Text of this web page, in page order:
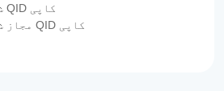
- شیئردارک (ے) درست QID کاپی
- مجاز شخص (زبانیں) درست QID کاپی